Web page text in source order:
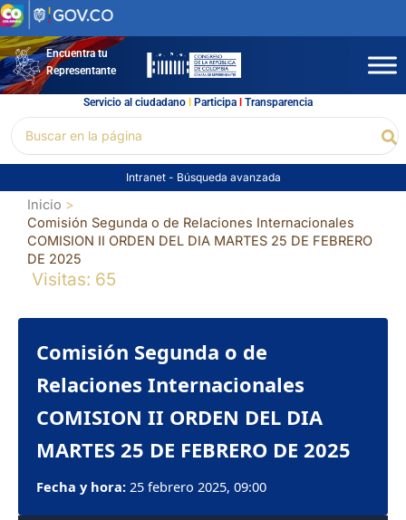
Ir
al
contenidoEncuentra tu
Representante
Servicio al ciudadano l Participal Transparencia
por:
Intranet - Búsqueda avanzada
Inicio
Comisión Segunda o de Relaciones Internacionales
COMISION II ORDEN DEL DIA MARTES 25 DE FEBRERO
DE 2025
Visitas: 65
Comisión Segunda o de
Relaciones Internacionales
COMISION II ORDEN DEL DIA
MARTES 25 DE FEBRERO DE 2025
Fecha y hora: 25 febrero 2025, 09:00